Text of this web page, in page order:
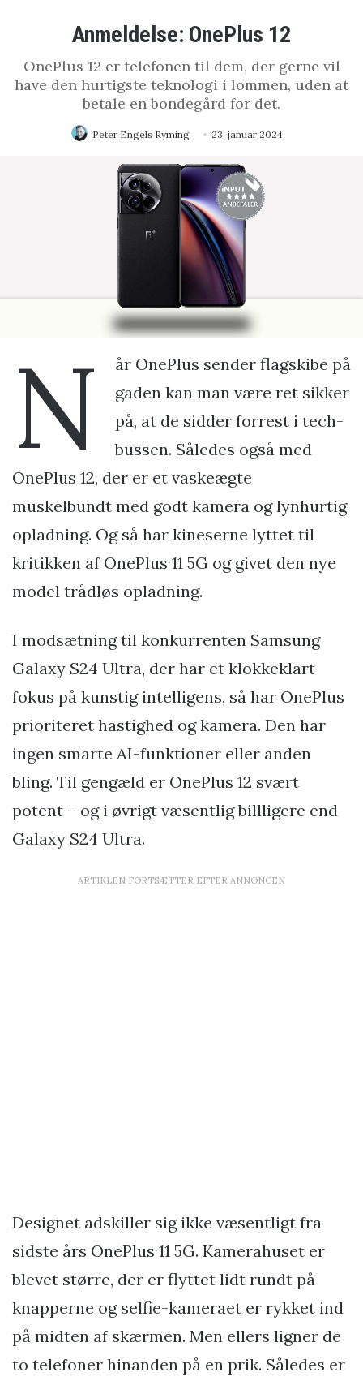
Anmeldelse: OnePlus 12
OnePlus 12 er telefonen til dem, der gerne vil
have den hurtigste teknologi i lommen, uden at
betale en bondegård for det.
Peter Engels Ryming 23. januar 2024
N
år OnePlus sender flagskibe på
gaden kan man være ret sikker
på, at de sidder forrest i tech-
bussen. Således også med
OnePlus 12, der er et vaskeægte
muskelbundt med godt kamera og lynhurtig
opladning. Og så har kineserne lyttet til
kritikken af OnePlus 11 5G og givet den nye
model trådløs opladning.
I modsætning til konkurrenten Samsung
Galaxy S24 Ultra, der har et klokkeklart
fokus på kunstig intelligens, så har OnePlus
prioriteret hastighed og kamera. Den har
ingen smarte AI-funktioner eller anden
bling. Til gengæld er OnePlus 12 svært
potent – og i øvrigt væsentlig billligere end
Galaxy S24 Ultra.
ARTIKLEN FORTSÆTTER EFTER ANNONCEN
Designet adskiller sig ikke væsentligt fra
sidste års OnePlus 11 5G. Kamerahuset er
blevet større, der er flyttet lidt rundt på
knapperne og selfie-kameraet er rykket ind
på midten af skærmen. Men ellers ligner de
to telefoner hinanden på en prik. Således er